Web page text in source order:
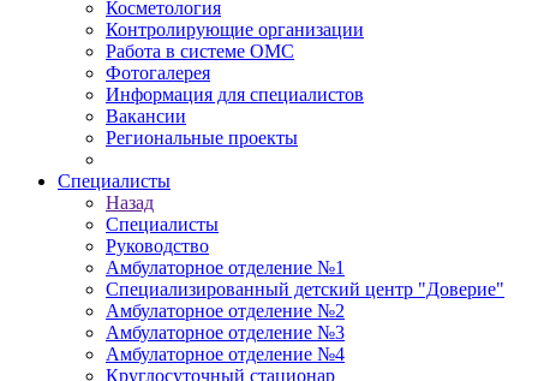
Косметология
Контролирующие организации
Работа в системе ОМС
Фотогалерея
Информация для специалистов
Вакансии
Региональные проекты
Специалисты
Назад
Специалисты
Руководство
Амбулаторное отделение №1
Специализированный детский центр "Доверие"
Амбулаторное отделение №2
Амбулаторное отделение №3
Амбулаторное отделение №4
Круглосуточный стационар